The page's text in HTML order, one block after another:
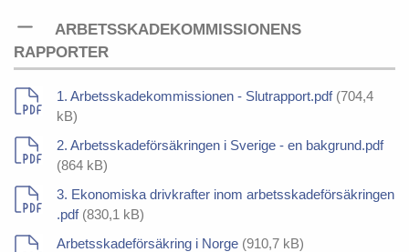
ARBETSSKADEKOMMISSIONENS
RAPPORTER
1. Arbetsskadekommissionen - Slutrapport.pdf(704,4
kB)
2. Arbetsskadeförsäkringen i Sverige - en bakgrund.pdf
(864 kB)
3. Ekonomiska drivkrafter inom arbetsskadeförsäkringen
.pdf(830,1 kB)
Arbetsskadeförsäkring i Norge (910,7 kB)